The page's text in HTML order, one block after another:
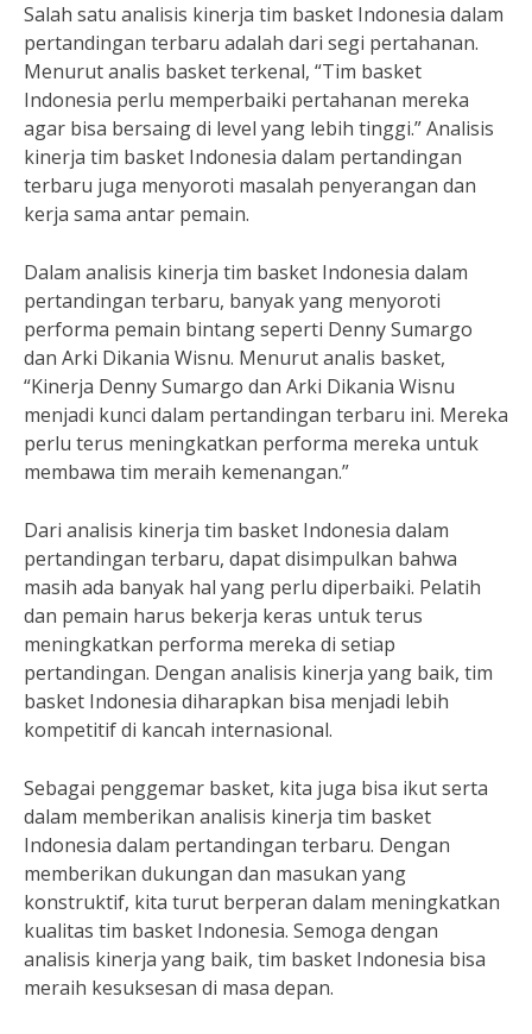
Salah satu analisis kinerja tim basket Indonesia dalam
pertandingan terbaru adalah dari segi pertahanan.
Menurut analis basket terkenal, “Tim basket
Indonesia perlu memperbaiki pertahanan mereka
agar bisa bersaing di level yang lebih tinggi.” Analisis
kinerja tim basket Indonesia dalam pertandingan
terbaru juga menyoroti masalah penyerangan dan
kerja sama antar pemain.
Dalam analisis kinerja tim basket Indonesia dalam
pertandingan terbaru, banyak yang menyoroti
performa pemain bintang seperti Denny Sumargo
dan Arki Dikania Wisnu. Menurut analis basket,
“Kinerja Denny Sumargo dan Arki Dikania Wisnu
menjadi kunci dalam pertandingan terbaru ini. Mereka
perlu terus meningkatkan performa mereka untuk
membawa tim meraih kemenangan.”
Dari analisis kinerja tim basket Indonesia dalam
pertandingan terbaru, dapat disimpulkan bahwa
masih ada banyak hal yang perlu diperbaiki. Pelatih
dan pemain harus bekerja keras untuk terus
meningkatkan performa mereka di setiap
pertandingan. Dengan analisis kinerja yang baik, tim
basket Indonesia diharapkan bisa menjadi lebih
kompetitif di kancah internasional.
Sebagai penggemar basket, kita juga bisa ikut serta
dalam memberikan analisis kinerja tim basket
Indonesia dalam pertandingan terbaru. Dengan
memberikan dukungan dan masukan yang
konstruktif, kita turut berperan dalam meningkatkan
kualitas tim basket Indonesia. Semoga dengan
analisis kinerja yang baik, tim basket Indonesia bisa
meraih kesuksesan di masa depan.